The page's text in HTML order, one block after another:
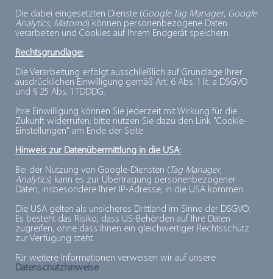
Die dabei eingesetzten Dienste (Google Tag Manager, Google
Analytics, Matomo) können personenbezogene Daten
verarbeiten und Cookies auf Ihrem Endgerät speichern.
Rechtsgrundlage:
Die Verarbeitung erfolgt ausschließlich auf Grundlage Ihrer
ausdrücklichen Einwilligung gemäß Art. 6 Abs. 1 lit. a DSGVO
und § 25 Abs. 1 TDDDG.
Ihre Einwilligung können Sie jederzeit mit Wirkung für die
Zukunft widerrufen; bitte nutzen Sie dazu den Link "Cookie-
Einstellungen" am Ende der Seite.
Hinweis zur Datenübermittlung in die USA:
Bei der Nutzung von Google-Diensten (Tag Manager,
Analytics) kann es zur Übertragung personenbezogener
Daten, insbesondere Ihrer IP-Adresse, in die USA kommen.
Die USA gelten als unsicheres Drittland im Sinne der DSGVO:
Es besteht das Risiko, dass US-Behörden auf Ihre Daten
zugreifen, ohne dass Ihnen ein gleichwertiger Rechtsschutz
zur Verfügung steht.
Für weitere Informationen verweisen wir auf unsere
Datenschutzhinweise.
4.
Gemüsebrühe angießen, weiterrühren und nach und
nach kellenweise die restliche Brühe immer erst dann
hinzufügen, wenn der Reis die Flüssigkeit der
vorherigen Kelle bereits aufgenommen hat. Die
gesamte Prozedur dauert etwa 18 Minuten.
5 Minuten vor Ende kommen das Gemüse und die
Gewürze hinzu, ganz am Ende werden Butter und
Garnelen untergerührt. Mit Salz abschmecken.